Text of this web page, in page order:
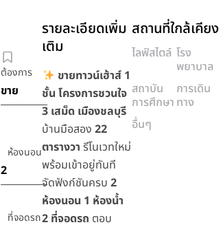
ต้องการ
ขาย
ห้องนอน
2
ที่จอดรถ
รายละเอียดเพิ่ม
เติม
ขายทาวน์เฮ้าส์ 1
ชั้น โครงการชวนใจ
3 เสม็ด เมืองชลบุรี
บ้านมือสอง22
ตารางวา รีโนเวทใหม่
พร้อมเข้าอยู่ทันที
จัดฟังก์ชันครบ2
ห้องนอน 1 ห้องน้ำ
2 ที่จอดรถ ตอบ
สถานที่ใกล้เคียง
ไลฟ์สไตล์ โรง
พยาบาล
สถาบัน
การศึกษา
การเดิน
ทาง
อื่นๆ